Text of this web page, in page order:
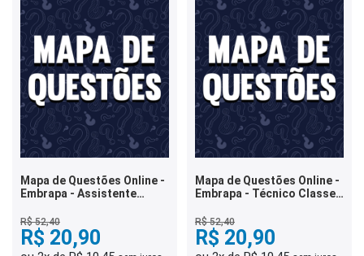
Mapa de Questões Online -
Embrapa - Assistente
3 Mil Questões
R$ 52,40
R$ 20,90
Mapa de Questões Online -
Embrapa - Técnico Classe
Questões
R$ 52,40
R$ 20,90